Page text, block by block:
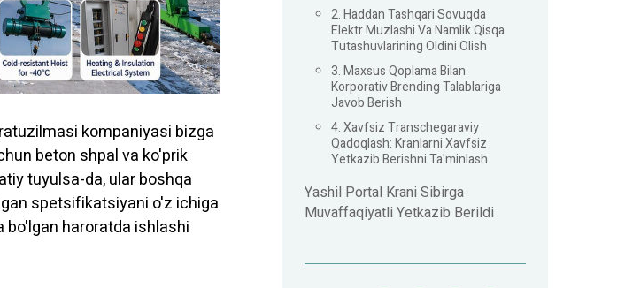
2. Haddan Tashqari Sovuqda
Elektr Muzlashi Va Namlik Qisqa
Tutashuvlarining Oldini Olish
3. Maxsus Qoplama Bilan
Korporativ Brending Talablariga
Javob Berish
4. Xavfsiz Transchegaraviy
Qadoqlash: Kranlarni Xavfsiz
Yetkazib Berishni Ta'minlash
Yashil Portal Krani Sibirga
Muvaffaqiyatli Yetkazib Berildi
kompaniyasi bizga
beton shpal va ko'prik
tuyulsa-da, ular boshqa
spetsifikatsiyani o'z ichiga
bo'lgan haroratda ishlashi